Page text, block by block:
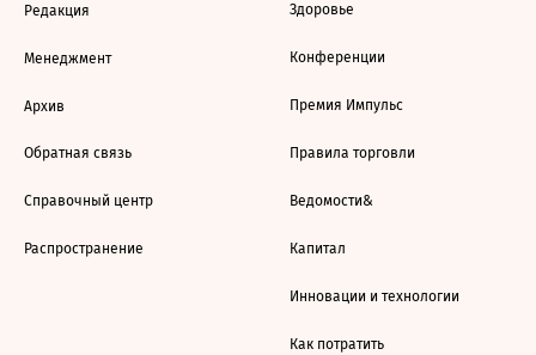
Редакция
Менеджмент
Архив
Обратная связь
Справочный центр
Распространение
Здоровье
Конференции
Премия Импульс
Правила торговли
Ведомости&
Капитал
Инновации и технологии
Как потратить